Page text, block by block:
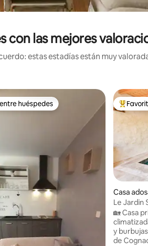
con las mejores
estas estadías están muy
de 5, 156 reseñas
huéspedes
huéspedes Favorito
Casa
Le Jardin
🏡 Casa
y
de Cognac. 2 habitaciones con